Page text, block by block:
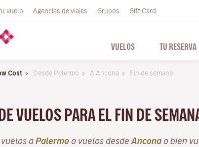
vuelo Agencias de viajes Grupos Gift Card
VUELOS TU RESERVA
Cost Desde Palermo A Ancona Fin de semana
VUELOS PARA EL FIN DE
a Palermo o vuelos desde Ancona o bien